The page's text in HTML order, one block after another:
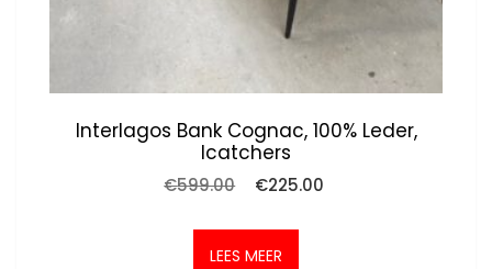
Interlagos Bank Cognac, 100% Leder,
Icatchers
€599.00
Oorspronkelijke
was:
€599.00.
€225.00
LEES MEER